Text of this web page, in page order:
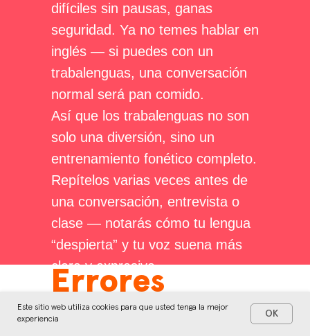
difíciles sin pausas, ganas
seguridad. Ya no temes hablar en
inglés — si puedes con un
trabalenguas, una conversación
normal será pan comido.
Así que los trabalenguas no son
solo una diversión, sino un
entrenamiento fonético completo.
Repítelos varias veces antes de
una conversación, entrevista o
clase — notarás cómo tu lengua
“despierta” y tu voz suena más
clara y expresiva.
Errores
típicos al
Este sitio web utiliza cookies para que usted tenga la mejor
experiencia
OK